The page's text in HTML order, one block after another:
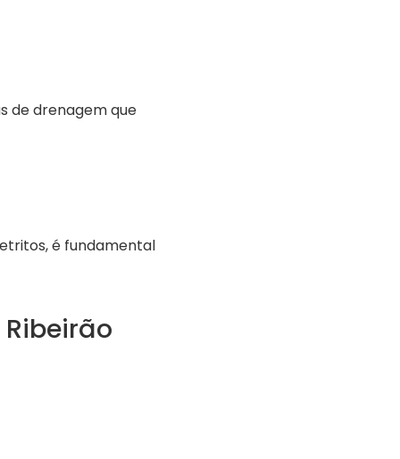
de drenagem que
é fundamental